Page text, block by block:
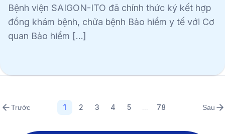
Bệnh viện SAIGON-ITO đã chính thức ký kết hợp
đồng khám bệnh, chữa bệnh Bảo hiểm y tế với Cơ
quan Bảo hiểm […]
Trước 1 2 3 4 5 ... 78 Sau